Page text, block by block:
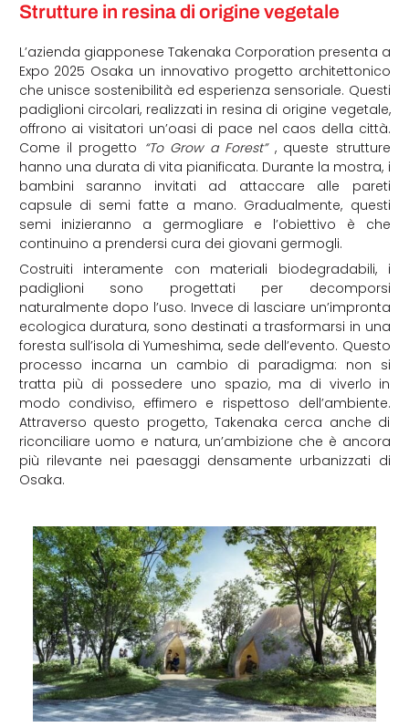
Strutture in resina di origine vegetale
L’azienda giapponese Takenaka Corporation presenta a
Expo 2025 Osaka un innovativo progetto architettonico
che unisce sostenibilità ed esperienza sensoriale. Questi
padiglioni circolari, realizzati in resina di origine vegetale,
offrono ai visitatori un’oasi di pace nel caos della città.
Come il progetto “To Grow a Forest”, queste strutture
hanno una durata di vita pianificata. Durante la mostra, i
bambini saranno invitati ad attaccare alle pareti
capsule di semi fatte a mano. Gradualmente, questi
semi inizieranno a germogliare e l’obiettivo è che
continuino a prendersi cura dei giovani germogli.
Costruiti interamente con materiali biodegradabili, i
padiglioni sono progettati per decomporsi
naturalmente dopo l’uso. Invece di lasciare un’impronta
ecologica duratura, sono destinati a trasformarsi in una
foresta sull’isola di Yumeshima, sede dell’evento. Questo
processo incarna un cambio di paradigma: non si
tratta più di possedere uno spazio, ma di viverlo in
modo condiviso, effimero e rispettoso dell’ambiente.
Attraverso questo progetto, Takenaka cerca anche di
riconciliare uomo e natura, un’ambizione che è ancora
più rilevante nei paesaggi densamente urbanizzati di
Osaka.